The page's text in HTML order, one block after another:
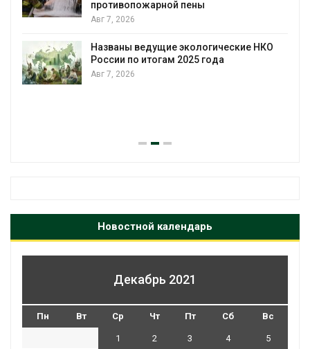
Панамский канал вновь ограничивает
воды
Авг 6, 2026
Новостной календарь
Декабрь 2021
Пн Вт Ср Чт Пт Сб Вс
1 2 3 4 5